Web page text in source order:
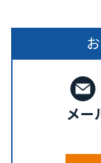
メー